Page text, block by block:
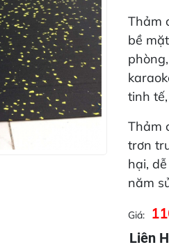
Thảm
bề
tinh
Thảm
trơn
hại,
năm
Giá:
Liên